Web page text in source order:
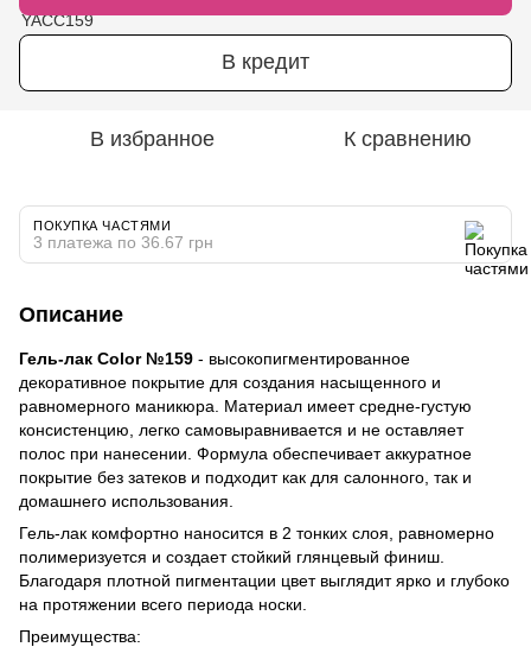
В кредит
В избранное К сравнению
ПОКУПКА ЧАСТЯМИ
3 платежа по 36.67 грн
Описание
Гель-лак Color №159 - высокопигментированное
декоративное покрытие для создания насыщенного и
равномерного маникюра. Материал имеет средне-густую
консистенцию, легко самовыравнивается и не оставляет
полос при нанесении. Формула обеспечивает аккуратное
покрытие без затеков и подходит как для салонного, так и
домашнего использования.
Гель-лак комфортно наносится в 2 тонких слоя, равномерно
полимеризуется и создает стойкий глянцевый финиш.
Благодаря плотной пигментации цвет выглядит ярко и глубоко
на протяжении всего периода носки.
Преимущества: